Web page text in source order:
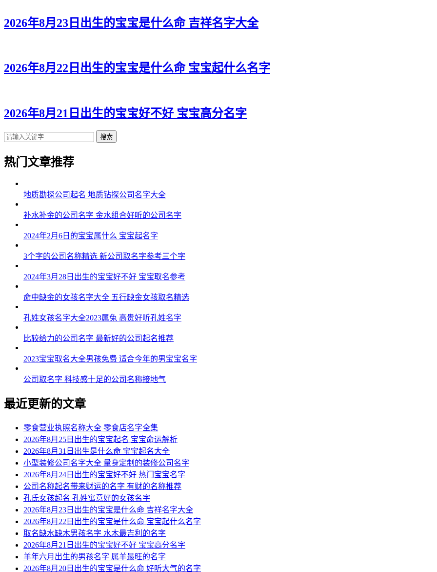
2026年8月23日出生的宝宝是什么命 吉祥名字大全
2026年8月22日出生的宝宝是什么命 宝宝起什么名字
2026年8月21日出生的宝宝好不好 宝宝高分名字
搜索
热门文章推荐
地质勘探公司起名 地质钻探公司名字大全
补水补金的公司名字 金水组合好听的公司名字
2024年2月6日的宝宝属什么 宝宝起名字
3个字的公司名称精选 新公司取名字参考三个字
2024年3月28日出生的宝宝好不好 宝宝取名参考
命中缺金的女孩名字大全 五行缺金女孩取名精选
孔姓女孩名字大全2023属兔 高贵好听孔姓名字
比较给力的公司名字 最新好的公司起名推荐
2023宝宝取名大全男孩免费 适合今年的男宝宝名字
公司取名字 科技感十足的公司名称接地气
最近更新的文章
零食营业执照名称大全 零食店名字全集
2026年8月25日出生的宝宝起名 宝宝命运解析
2026年8月31日出生是什么命 宝宝起名大全
小型装修公司名字大全 量身定制的装修公司名字
2026年8月24日出生的宝宝好不好 热门宝宝名字
公司名称起名带来财运的名字 有财的名称推荐
孔氏女孩起名 孔姓寓意好的女孩名字
2026年8月23日出生的宝宝是什么命 吉祥名字大全
2026年8月22日出生的宝宝是什么命 宝宝起什么名字
取名缺水缺木男孩名字 水木最吉利的名字
2026年8月21日出生的宝宝好不好 宝宝高分名字
羊年六月出生的男孩名字 属羊最旺的名字
2026年8月20日出生的宝宝是什么命 好听大气的名字